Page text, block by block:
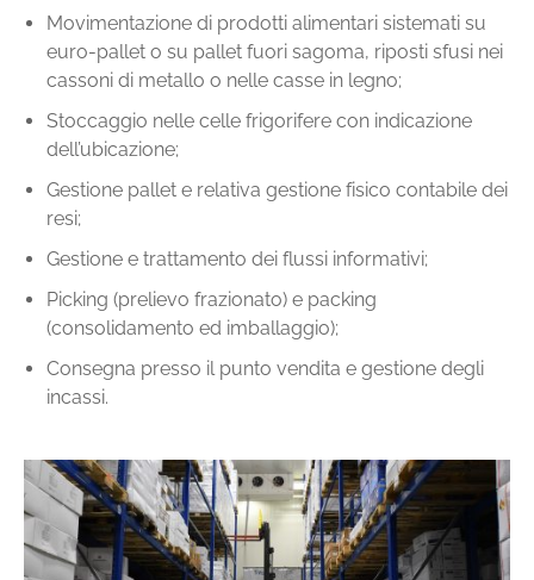
Movimentazione di prodotti alimentari sistemati su
euro-pallet o su pallet fuori sagoma, riposti sfusi nei
cassoni di metallo o nelle casse in legno;
Stoccaggio nelle celle frigorifere con indicazione
dell’ubicazione;
Gestione pallet e relativa gestione fisico contabile dei
resi;
Gestione e trattamento dei flussi informativi;
Picking (prelievo frazionato) e packing
(consolidamento ed imballaggio);
Consegna presso il punto vendita e gestione degli
incassi.